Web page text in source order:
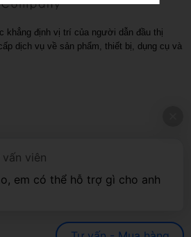
khẳng định vị trí của người dẫn đầu thị
dịch vụ về sản phẩm, thiết bị, dụng cụ và
LÒNG KHÔNG SỬA XÓA)
vấn viên
em có thể hỗ trợ gì cho anh